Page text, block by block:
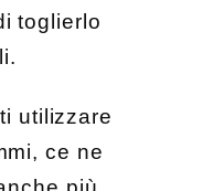
toglierlo
utilizzare
ce ne